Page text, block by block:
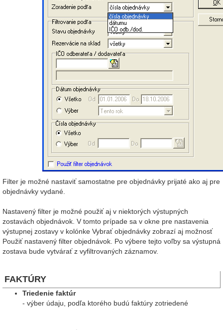
Filter je možné nastaviť samostatne pre objednávky prijaté ako aj pre
objednávky vydané.
Nastavený filter je možné použiť aj v niektorých výstupných
zostavách objednávok. V tomto prípade sa v okne pre nastavenia
výstupnej zostavy v kolónke Vybrať objednávky zobrazí aj možnosť
Použiť nastavený filter objednávok. Po výbere tejto voľby sa výstupná
zostava bude vytvárať z vyfiltrovaných záznamov.
FAKTÚRY
Triedenie faktúr
- výber údaju, podľa ktorého budú faktúry zotriedené